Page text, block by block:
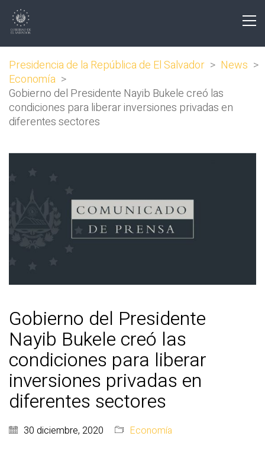
Presidencia de la República de El Salvador > News >
Economía >
Gobierno del Presidente Nayib Bukele creó las
condiciones para liberar inversiones privadas en
diferentes sectores
Gobierno del Presidente
Nayib Bukele creó las
condiciones para liberar
inversiones privadas en
diferentes sectores
30 diciembre, 2020 Economía